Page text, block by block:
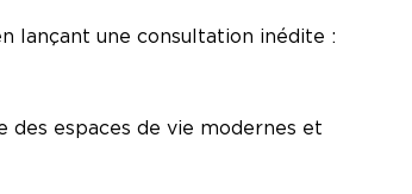
lançant une consultation inédite :
espaces de vie modernes et